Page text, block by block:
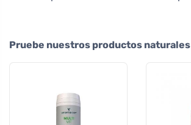
Pruebe nuestros productos naturales